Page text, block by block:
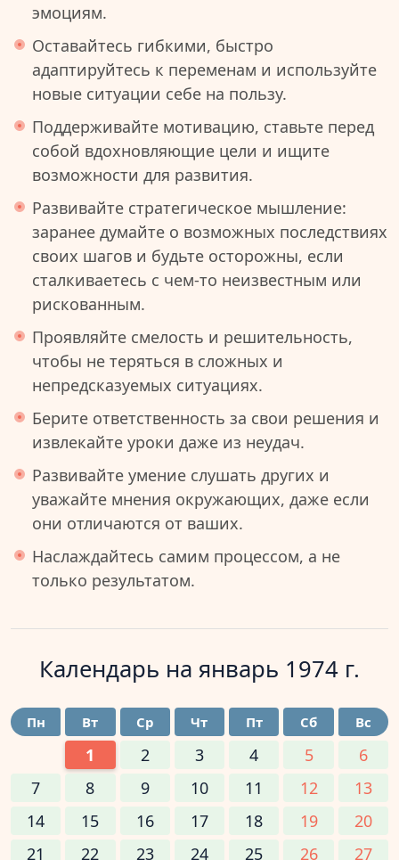
эмоциям.
Оставайтесь гибкими, быстро
адаптируйтесь к переменам и используйте
новые ситуации себе на пользу.
Поддерживайте мотивацию, ставьте перед
собой вдохновляющие цели и ищите
возможности для развития.
Развивайте стратегическое мышление:
заранее думайте о возможных последствиях
своих шагов и будьте осторожны, если
сталкиваетесь с чем-то неизвестным или
рискованным.
Проявляйте смелость и решительность,
чтобы не теряться в сложных и
непредсказуемых ситуациях.
Берите ответственность за свои решения и
извлекайте уроки даже из неудач.
Развивайте умение слушать других и
уважайте мнения окружающих, даже если
они отличаются от ваших.
Наслаждайтесь самим процессом, а не
только результатом.
Календарь на январь 1974 г.
Пн Вт Ср Чт Пт Сб Вс
1 2 3 4 5
6
7
8 9 10 11 12
13
14
15 16 17 18 19
20
21
22 23 24 25 26 27